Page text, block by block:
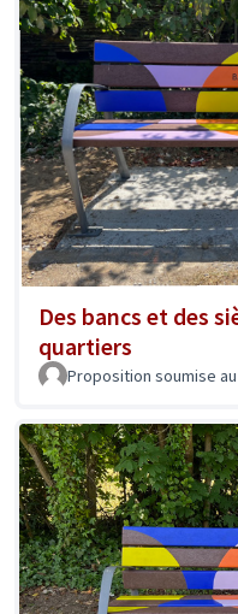
Des bancs et des
quartiers
Proposition soumise